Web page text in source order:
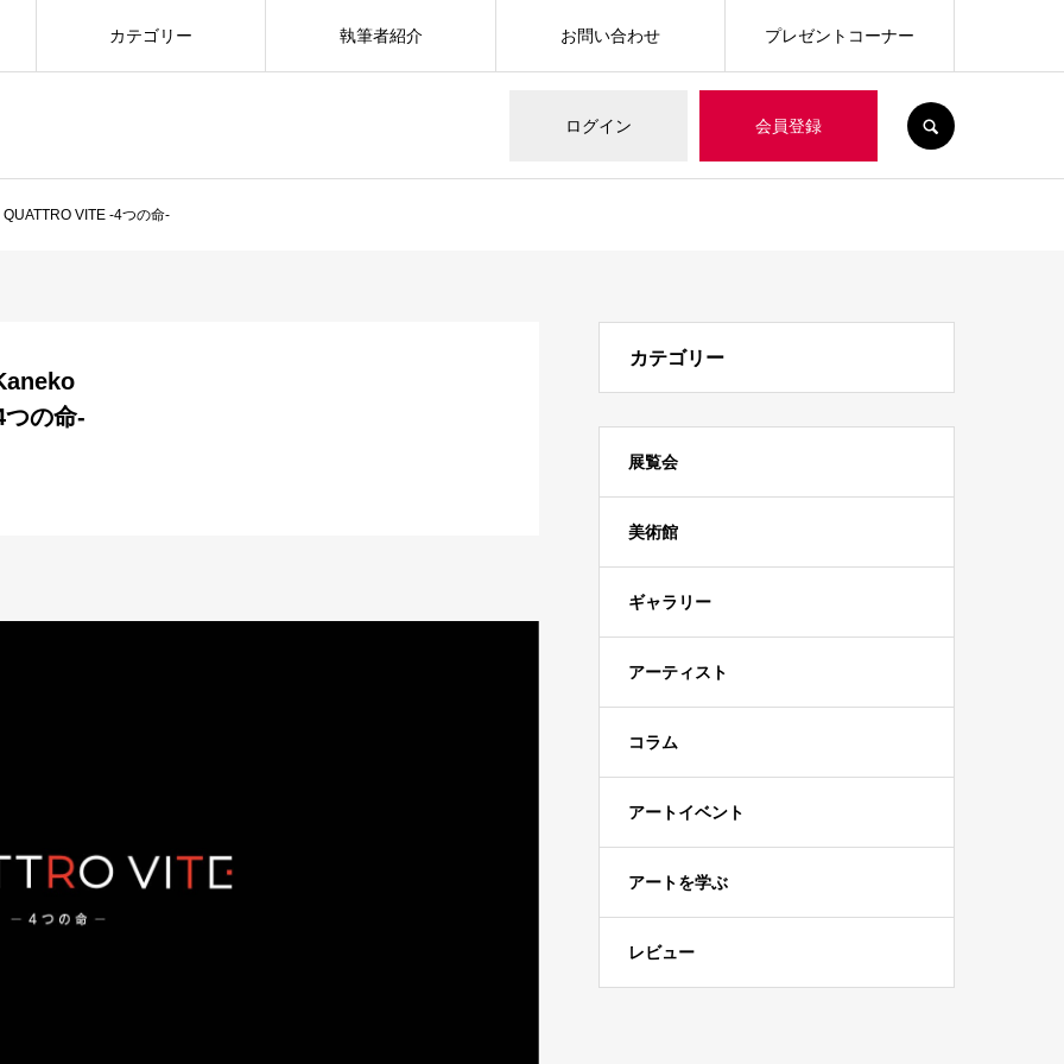
ログイン 会員登録
カテゴリー 執筆者紹介 お問い合わせ プレゼントコーナー
VITE -4つの命-
Kaneko
の命-
カテゴリー
展覧会
美術館
ギャラリー
アーティスト
コラム
アートイベント
アートを学ぶ
レビュー